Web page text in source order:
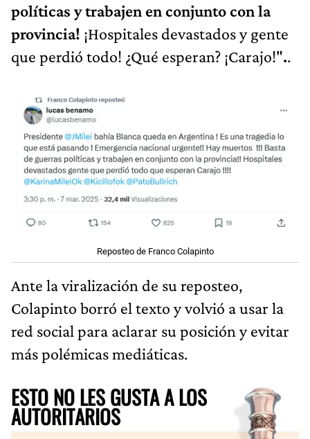
políticas y trabajen en conjunto con la
provincia! ¡Hospitales devastados y gente
que perdió todo! ¿Qué esperan? ¡Carajo!"..
Reposteo de Franco Colapinto
Ante la viralización de su reposteo,
Colapinto borró el texto y volvió a usar la
red social para aclarar su posición y evitar
más polémicas mediáticas.
ESTO NO LES GUSTA A LOS
AUTORITARIOS